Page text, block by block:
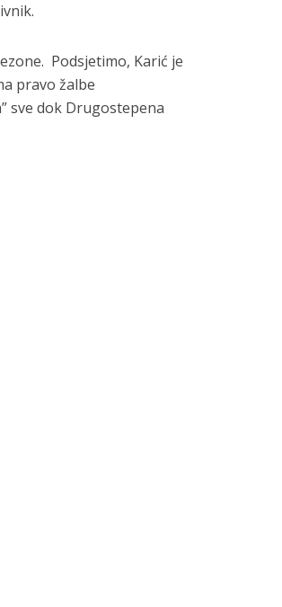
Podsjetimo, Karić je
pravo žalbe
sve dok Drugostepena